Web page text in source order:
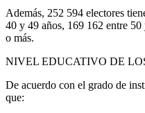
Además, 252 594 electores
40 y 49 años, 169 162 entre
o más.
NIVEL EDUCATIVO DE
De acuerdo con el grado de
que: